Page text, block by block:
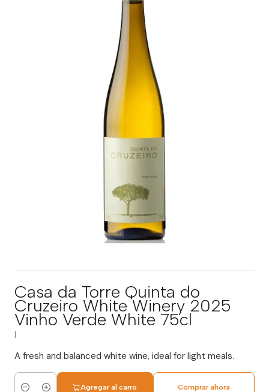
Casa da Torre Quinta do
Cruzeiro White Winery 2025
Vinho Verde White 75cl
A fresh and balanced white wine, ideal for light meals.
Agregar al carro Comprar ahora